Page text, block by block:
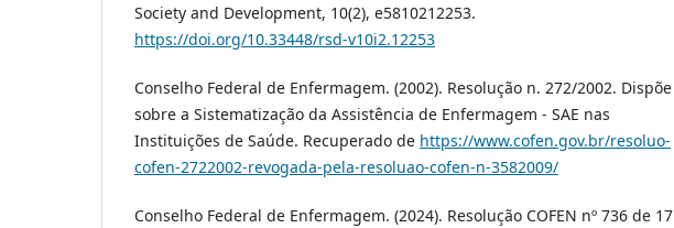
Society and Development, 10(2), e5810212253.
https://doi.org/10.33448/rsd-v10i2.12253
Conselho Federal de Enfermagem. (2002). Resolução n. 272/2002. Dispõe
sobre a Sistematização da Assistência de Enfermagem - SAE nas
Instituições de Saúde. Recuperado de https://www.cofen.gov.br/resoluo-
cofen-2722002-revogada-pela-resoluao-cofen-n-3582009/
Conselho Federal de Enfermagem. (2024). Resolução COFEN nº 736 de 17